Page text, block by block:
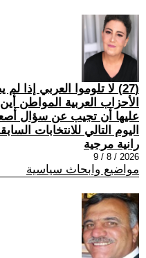
(27) لا تلوموا العربي
الأحزاب العربية المواطن
عليها أن تجيب عن سؤال
اليوم التالي للانتخابات
رانية مرجية
2026 / 8 / 9
مواضيع وابحاث سياسية